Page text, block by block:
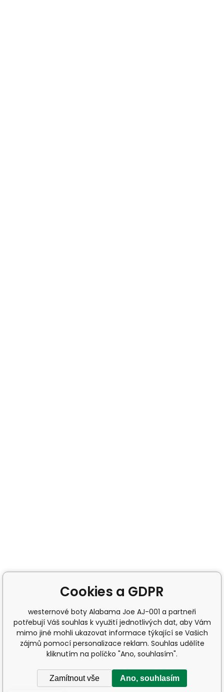
Cookies a GDPR
westernové boty Alabama Joe AJ-001 a partneři
potřebují Váš souhlas k využití jednotlivých dat, aby Vám
mimo jiné mohli ukazovat informace týkající se Vašich
zájmů pomocí personalizace reklam. Souhlas udělíte
kliknutím na políčko "Ano, souhlasím".
Zamítnout vše Ano, souhlasím